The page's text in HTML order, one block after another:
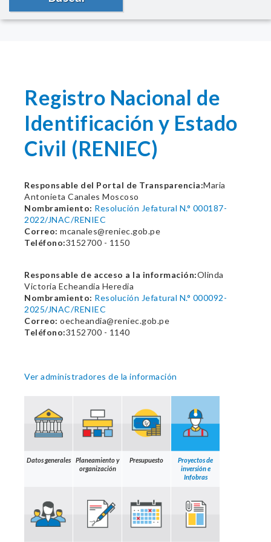
Registro Nacional de
Identificación y Estado
Civil (RENIEC)
Responsable del Portal de Transparencia:Maria
Antonieta Canales Moscoso
Nombramiento: Resolución Jefatural N.° 000187-
2022/JNAC/RENIEC
Correo: mcanales@reniec.gob.pe
Teléfono:3152700 - 1150
Responsable de acceso a la información:Olinda
Victoria Echeandia Heredia
Nombramiento: Resolución Jefatural N.° 000092-
2025/JNAC/RENIEC
Correo: oecheandia@reniec.gob.pe
Teléfono:3152700 - 1140
Ver administradores de la información
Datos generales
Planeamiento y
organización
Presupuesto
Proyectos de
inversión e
Infobras